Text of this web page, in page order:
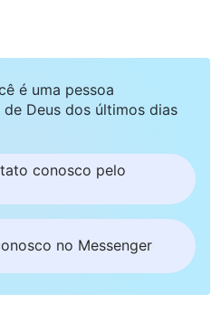
é uma pessoa
Deus dos últimos dias
conosco pelo
no Messenger